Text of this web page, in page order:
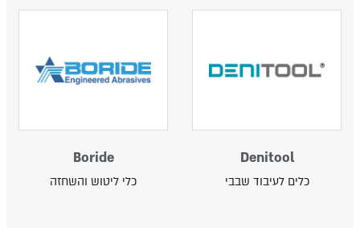
Boride
כלי ליטוש והשחזה
Denitool
כלים לעיבוד שבבי